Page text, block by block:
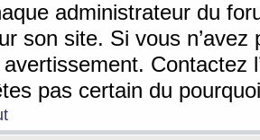
administrateur du
son site. Si vous
avertissement. Contactez
pas certain du